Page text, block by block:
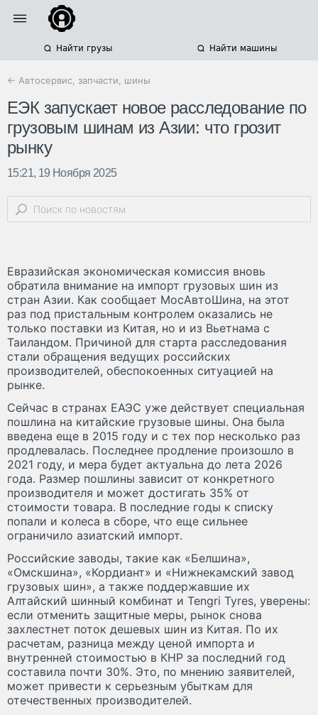
Найти грузы Найти машины
← Автосервис, запчасти, шины
ЕЭК запускает новое расследование по
грузовым шинам из Азии: что грозит
рынку
15:21, 19 Ноября 2025
Евразийская экономическая комиссия вновь
обратила внимание на импорт грузовых шин из
стран Азии. Как сообщает МосАвтоШина, на этот
раз под пристальным контролем оказались не
только поставки из Китая, но и из Вьетнама с
Таиландом. Причиной для старта расследования
стали обращения ведущих российских
производителей, обеспокоенных ситуацией на
рынке.
Сейчас в странах ЕАЭС уже действует специальная
пошлина на китайские грузовые шины. Она была
введена еще в 2015 году и с тех пор несколько раз
продлевалась. Последнее продление произошло в
2021 году, и мера будет актуальна до лета 2026
года. Размер пошлины зависит от конкретного
производителя и может достигать 35% от
стоимости товара. В последние годы к списку
попали и колеса в сборе, что еще сильнее
ограничило азиатский импорт.
Российские заводы, такие как «Белшина»,
«Омскшина», «Кордиант» и «Нижнекамский завод
грузовых шин», а также поддержавшие их
Алтайский шинный комбинат и Tengri Tyres, уверены:
если отменить защитные меры, рынок снова
захлестнет поток дешевых шин из Китая. По их
расчетам, разница между ценой импорта и
внутренней стоимостью в КНР за последний год
составила почти 30%. Это, по мнению заявителей,
может привести к серьезным убыткам для
отечественных производителей.